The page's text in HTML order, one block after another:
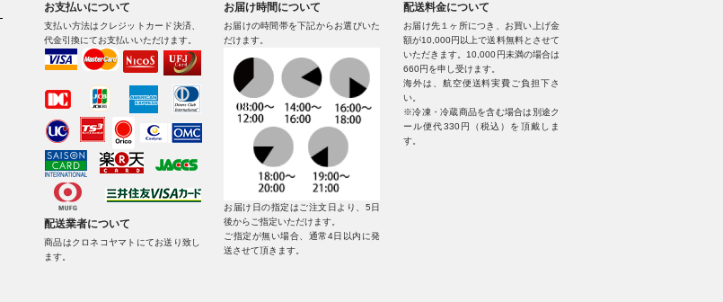
お支払いについて
支払い方法はクレジットカード決済、
代金引換にてお支払いいただけます。
配送業者について
商品はクロネコヤマトにてお送り致し
ます。
お届け時間について
お届けの時間帯を下記からお選びいた
だけます。
お届け日の指定はご注文日より、5日
後からご指定いただけます。
ご指定が無い場合、通常4日以内に発
送させて頂きます。
配送料金について
お届け先１ヶ所につき、お買い上げ金
額が10,000円以上で送料無料とさせて
いただきます。10,000円未満の場合は
660円を申し受けます。
海外は、航空便送料実費ご負担下さ
い。
※冷凍・冷蔵商品を含む場合は別途ク
ール便代330円（税込）を頂戴しま
す。